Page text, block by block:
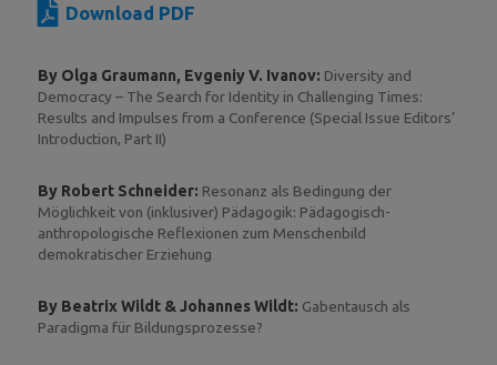
Download PDF
By Olga Graumann, Evgeniy V. Ivanov: Diversity and
Democracy – The Search for Identity in Challenging Times:
Results and Impulses from a Conference (Special Issue Editors’
Introduction, Part II)
By Robert Schneider: Resonanz als Bedingung der
Möglichkeit von (inklusiver) Pädagogik: Pädagogisch-
anthropologische Reflexionen zum Menschenbild
demokratischer Erziehung
By Beatrix Wildt & Johannes Wildt: Gabentausch als
Paradigma für Bildungsprozesse?